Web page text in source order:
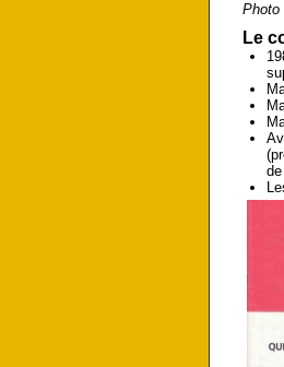
Photo
Le